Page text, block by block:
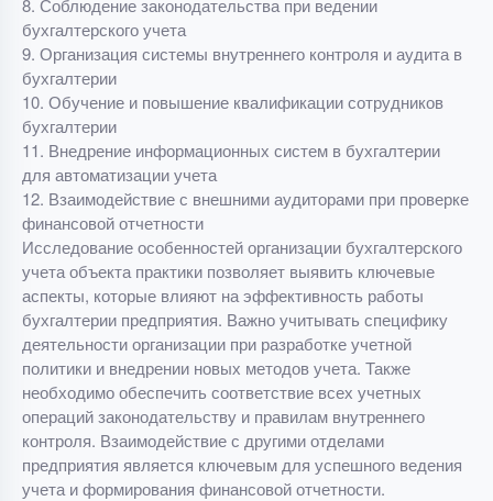
8. Соблюдение законодательства при ведении
бухгалтерского учета
9. Организация системы внутреннего контроля и аудита в
бухгалтерии
10. Обучение и повышение квалификации сотрудников
бухгалтерии
11. Внедрение информационных систем в бухгалтерии
для автоматизации учета
12. Взаимодействие с внешними аудиторами при проверке
финансовой отчетности
Исследование особенностей организации бухгалтерского
учета объекта практики позволяет выявить ключевые
аспекты, которые влияют на эффективность работы
бухгалтерии предприятия. Важно учитывать специфику
деятельности организации при разработке учетной
политики и внедрении новых методов учета. Также
необходимо обеспечить соответствие всех учетных
операций законодательству и правилам внутреннего
контроля. Взаимодействие с другими отделами
предприятия является ключевым для успешного ведения
учета и формирования финансовой отчетности.